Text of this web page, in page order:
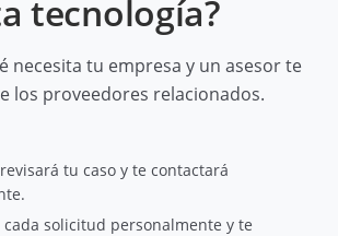
tecnología?
necesita tu empresa y un asesor te
los proveedores relacionados.
tu caso y te contactará
cada solicitud personalmente y te